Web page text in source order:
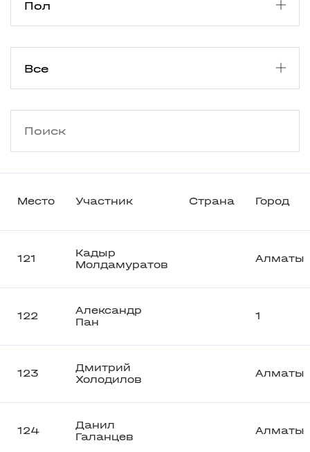
Место Участник Страна Город
121
Кадыр
Молдамуратов
Алматы
122
Александр
Пан
1
123
Дмитрий
Холодилов
Алматы
124
Данил
Галанцев
Алматы